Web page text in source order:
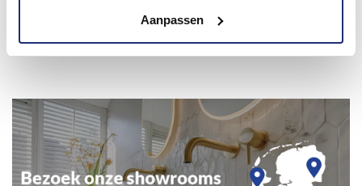
Aanpassen